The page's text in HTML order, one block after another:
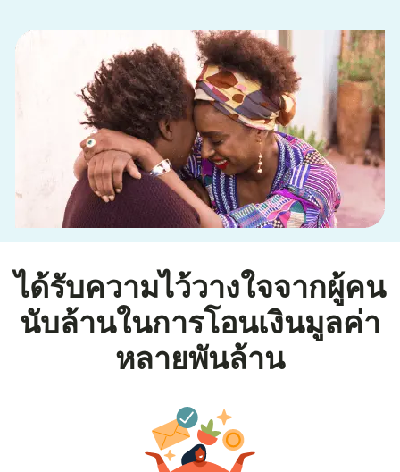
ได้รับความไว้วางใจจากผู้คน
นับล้านในการโอนเงินมูลค่า
หลายพันล้าน